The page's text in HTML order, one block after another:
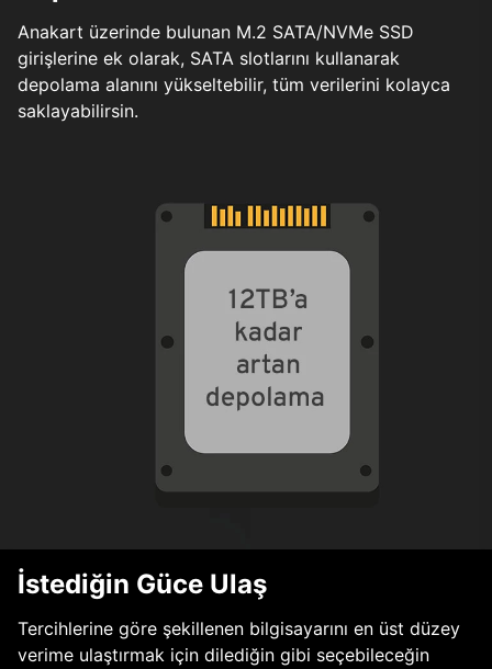
Anakart üzerinde bulunan M.2 SATA/NVMe SSD
girişlerine ek olarak, SATA slotlarını kullanarak
depolama alanını yükseltebilir, tüm verilerini kolayca
saklayabilirsin.
İstediğin Güce Ulaş
Tercihlerine göre şekillenen bilgisayarını en üst düzey
verime ulaştırmak için dilediğin gibi seçebileceğin